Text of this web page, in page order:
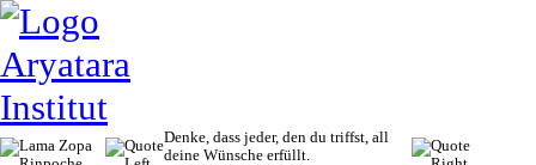
Denke, dass jeder, den du triffst, all
deine Wünsche erfüllt.